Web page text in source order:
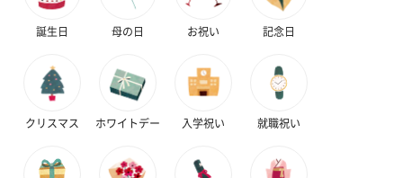
プリザーブドフラワー
プリザーブドフラワー
誕生日 母の日 お祝い 記念日
クリスマス ホワイトデー 入学祝い 就職祝い